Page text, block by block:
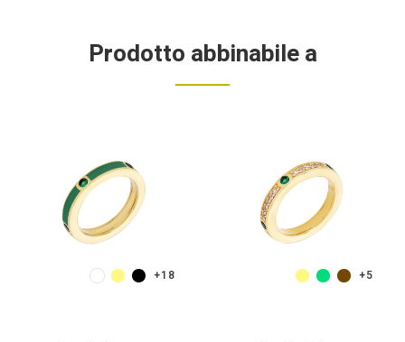
Prodotto abbinabile a
+18 +5